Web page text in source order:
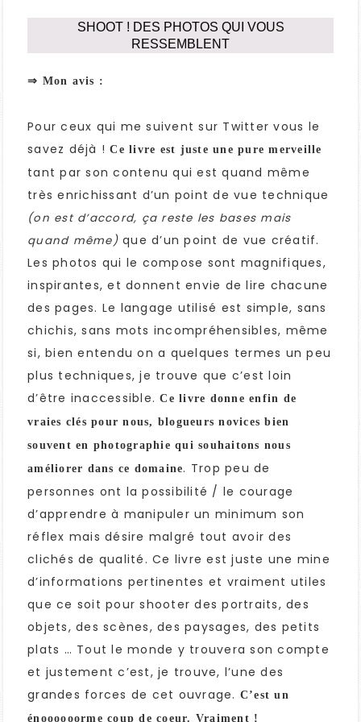
SHOOT ! DES PHOTOS QUI VOUS
RESSEMBLENT
⇒ Mon avis :
Pour ceux qui me suivent sur Twitter vous le
savez déjà !Ce livre est juste une pure merveille
tant par son contenu qui est quand même
très enrichissant d’un point de vue technique
(on est d’accord, ça reste les bases mais
quand même)que d’un point de vue créatif.
Les photos qui le compose sont magnifiques,
inspirantes, et donnent envie de lire chacune
des pages. Le langage utilisé est simple, sans
chichis, sans mots incompréhensibles, même
si, bien entendu on a quelques termes un peu
plus techniques, je trouve que c’est loin
d’être inaccessible.Ce livre donne enfin de
vraies clés pour nous, blogueurs novices bien
souvent en photographie qui souhaitons nous
améliorer dans ce domaine. Trop peu de
personnes ont la possibilité / le courage
d’apprendre à manipuler un minimum son
réflex mais désire malgré tout avoir des
clichés de qualité. Ce livre est juste une mine
d’informations pertinentes et vraiment utiles
que ce soit pour shooter des portraits, des
objets, des scènes, des paysages, des petits
plats … Tout le monde y trouvera son compte
et justement c’est, je trouve, l’une des
grandes forces de cet ouvrage. C’est un
énoooooorme coup de coeur. Vraiment !